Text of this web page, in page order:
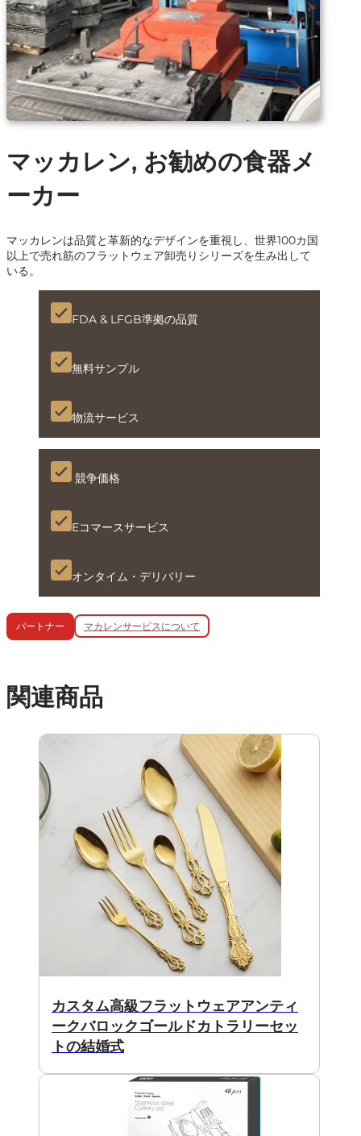
マッカレン, お勧めの食器メ
ーカー
マッカレンは品質と革新的なデザインを重視し、世界100カ国
以上で売れ筋のフラットウェア卸売りシリーズを生み出して
いる。
FDA & LFGB準拠の品質
無料サンプル
物流サービス
競争価格
Eコマースサービス
オンタイム・デリバリー
パートナー マカレンサービスについて
関連商品
カスタム高級フラットウェアアンティ
ークバロックゴールドカトラリーセッ
トの結婚式